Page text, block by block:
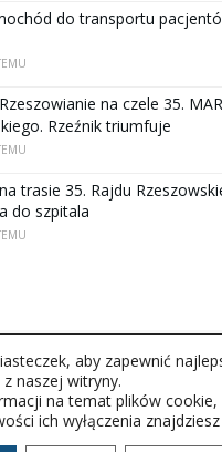
do transportu
Rzeszowianie na czele 35.
Rzeźnik triumfuje
trasie 35. Rajdu
do szpitala
Radio Rzeszów
aby zapewnić
naszej witryny.
na temat plików
ich wyłączenia